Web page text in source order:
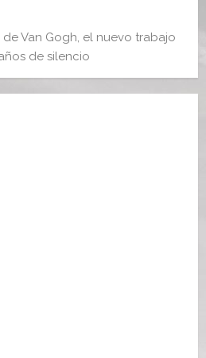
Van Gogh, el nuevo trabajo
de silencio